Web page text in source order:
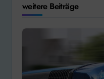
weitere Beiträge